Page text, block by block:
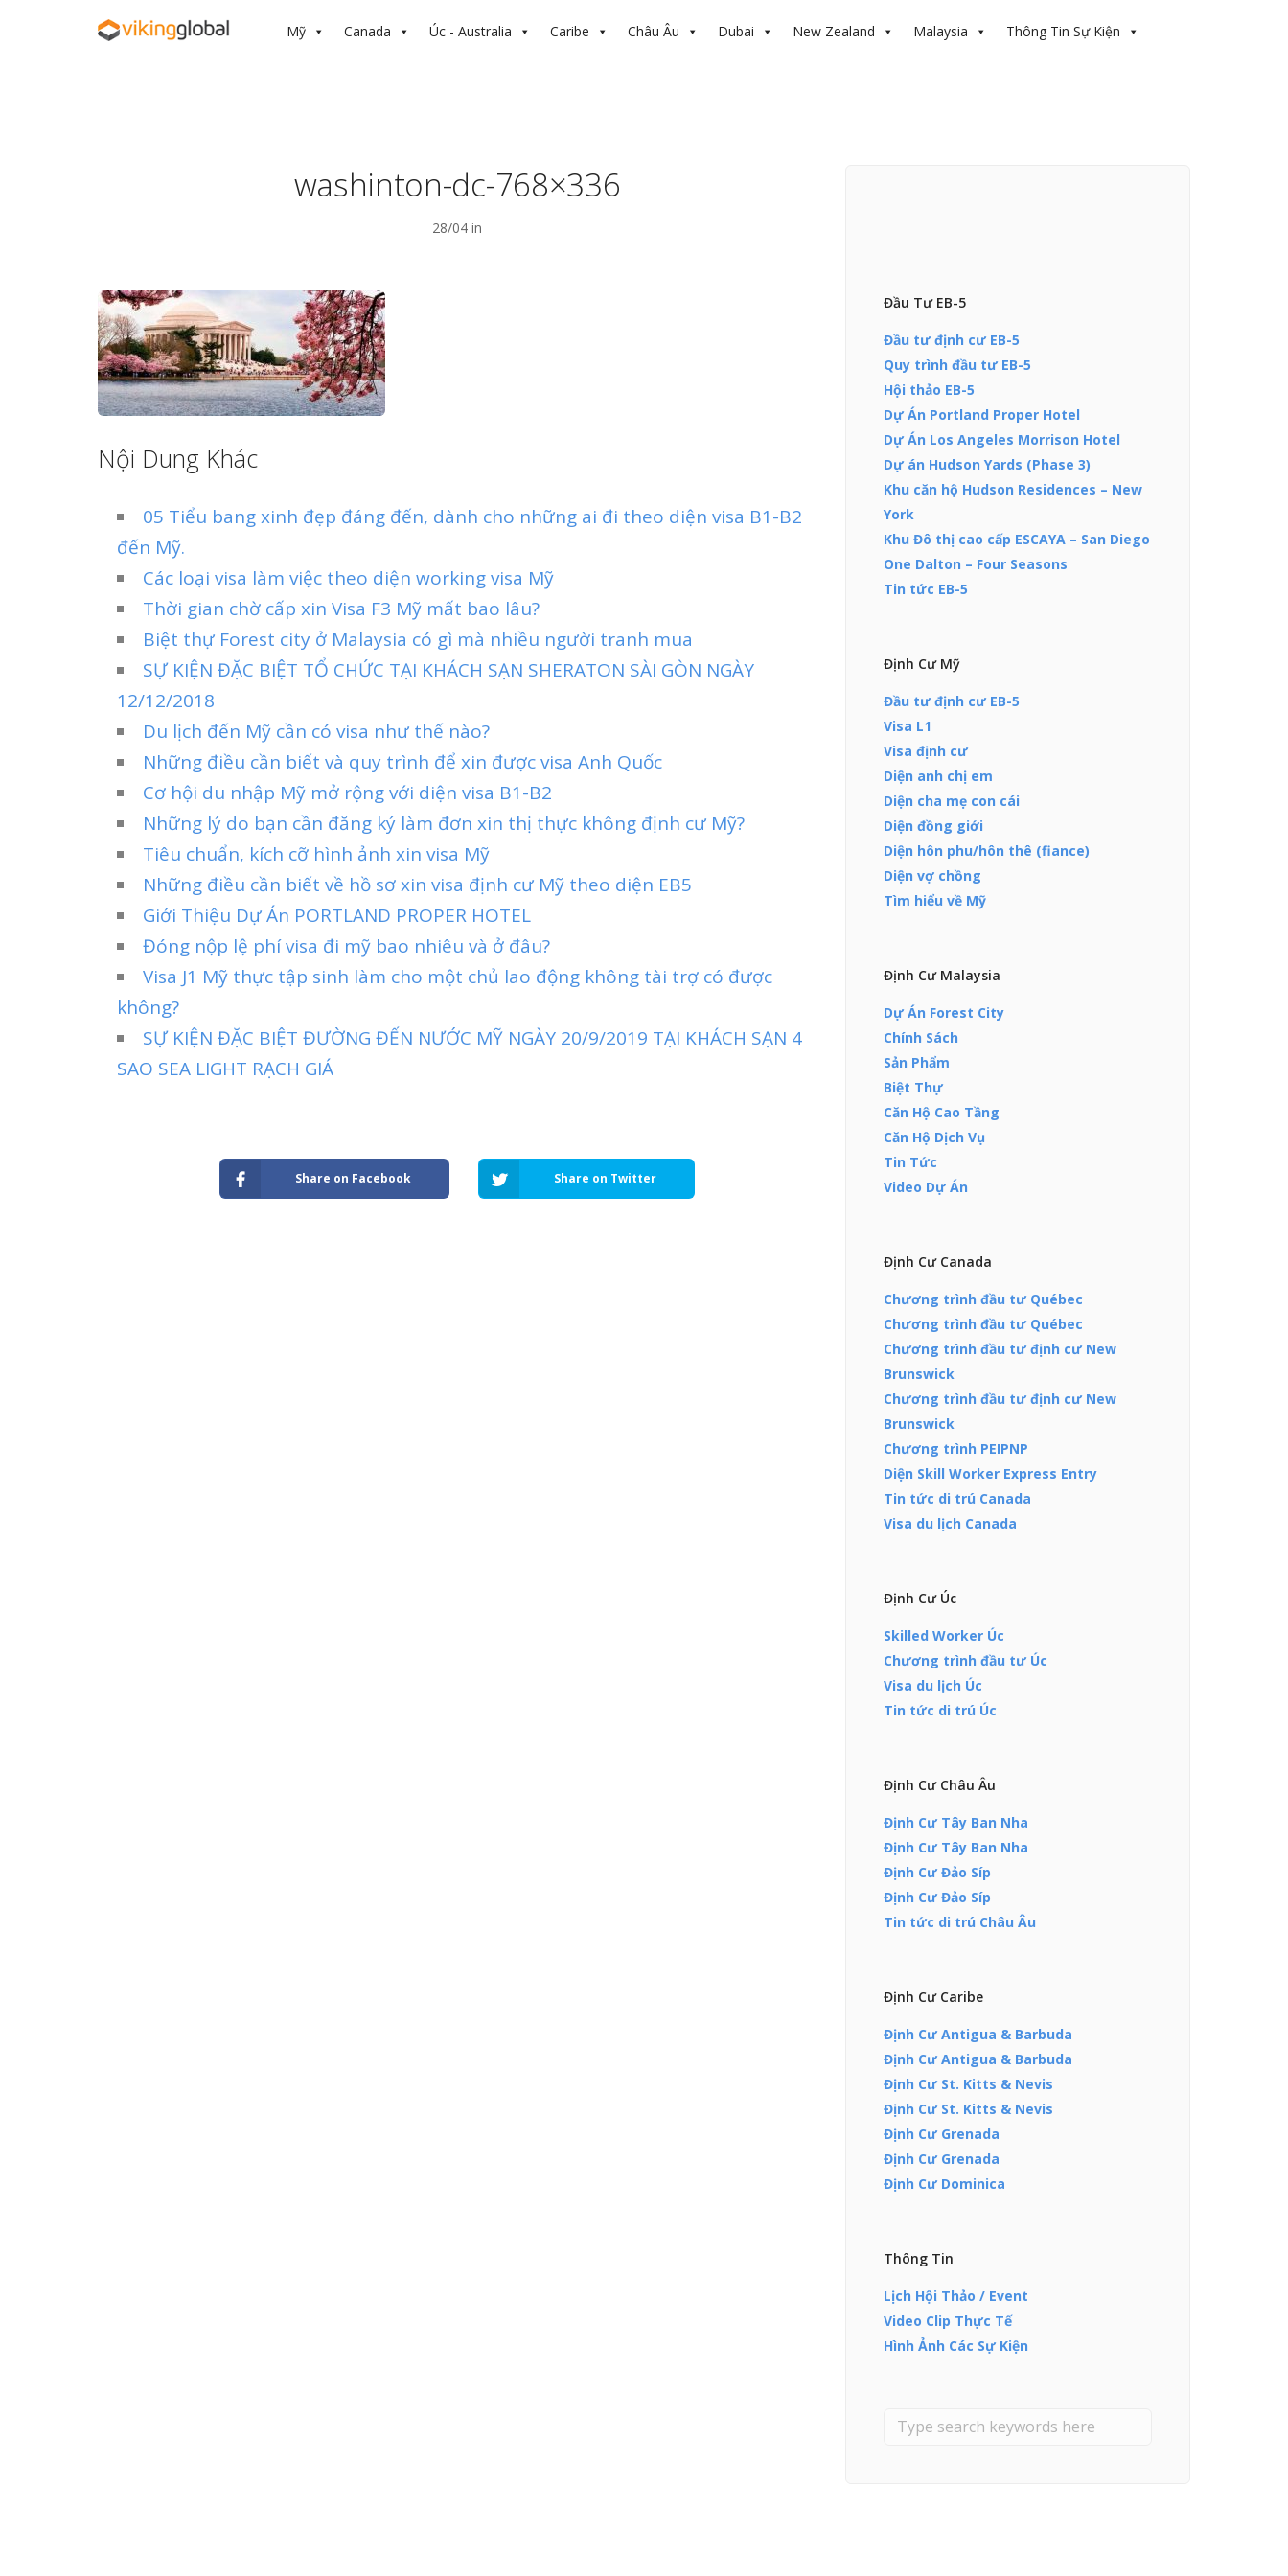
Mỹ Canada Úc - Australia Caribe Châu Âu Dubai New Zealand Malaysia Thông Tin Sự Kiện
washinton-dc-768×336
28/04 in
Nội Dung Khác
05 Tiểu bang xinh đẹp đáng đến, dành cho những ai đi theo diện visa B1-B2
đến Mỹ.
Các loại visa làm việc theo diện working visa Mỹ
Thời gian chờ cấp xin Visa F3 Mỹ mất bao lâu?
Biệt thự Forest city ở Malaysia có gì mà nhiều người tranh mua
SỰ KIỆN ĐẶC BIỆT TỔ CHỨC TẠI KHÁCH SẠN SHERATON SÀI GÒN NGÀY
12/12/2018
Du lịch đến Mỹ cần có visa như thế nào?
Những điều cần biết và quy trình để xin được visa Anh Quốc
Cơ hội du nhập Mỹ mở rộng với diện visa B1-B2
Những lý do bạn cần đăng ký làm đơn xin thị thực không định cư Mỹ?
Tiêu chuẩn, kích cỡ hình ảnh xin visa Mỹ
Những điều cần biết về hồ sơ xin visa định cư Mỹ theo diện EB5
Giới Thiệu Dự Án PORTLAND PROPER HOTEL
Đóng nộp lệ phí visa đi mỹ bao nhiêu và ở đâu?
Visa J1 Mỹ thực tập sinh làm cho một chủ lao động không tài trợ có được
không?
SỰ KIỆN ĐẶC BIỆT ĐƯỜNG ĐẾN NƯỚC MỸ NGÀY 20/9/2019 TẠI KHÁCH SẠN 4
SAO SEA LIGHT RẠCH GIÁ
Share on Facebook Share on Twitter
Đầu Tư EB-5
Đầu tư định cư EB-5
Quy trình đầu tư EB-5
Hội thảo EB-5
Dự Án Portland Proper Hotel
Dự Án Los Angeles Morrison Hotel
Dự án Hudson Yards (Phase 3)
Khu căn hộ Hudson Residences – New
York
Khu Đô thị cao cấp ESCAYA – San Diego
One Dalton – Four Seasons
Tin tức EB-5
Định Cư Mỹ
Đầu tư định cư EB-5
Visa L1
Visa định cư
Diện anh chị em
Diện cha mẹ con cái
Diện đồng giới
Diện hôn phu/hôn thê (fiance)
Diện vợ chồng
Tìm hiểu về Mỹ
Định Cư Malaysia
Dự Án Forest City
Chính Sách
Sản Phẩm
Biệt Thự
Căn Hộ Cao Tầng
Căn Hộ Dịch Vụ
Tin Tức
Video Dự Án
Định Cư Canada
Chương trình đầu tư Québec
Chương trình đầu tư Québec
Chương trình đầu tư định cư New
Brunswick
Chương trình đầu tư định cư New
Brunswick
Chương trình PEIPNP
Diện Skill Worker Express Entry
Tin tức di trú Canada
Visa du lịch Canada
Định Cư Úc
Skilled Worker Úc
Chương trình đầu tư Úc
Visa du lịch Úc
Tin tức di trú Úc
Định Cư Châu Âu
Định Cư Tây Ban Nha
Định Cư Tây Ban Nha
Định Cư Đảo Síp
Định Cư Đảo Síp
Tin tức di trú Châu Âu
Định Cư Caribe
Định Cư Antigua & Barbuda
Định Cư Antigua & Barbuda
Định Cư St. Kitts & Nevis
Định Cư St. Kitts & Nevis
Định Cư Grenada
Định Cư Grenada
Định Cư Dominica
Thông Tin
Lịch Hội Thảo / Event
Video Clip Thực Tế
Hình Ảnh Các Sự Kiện